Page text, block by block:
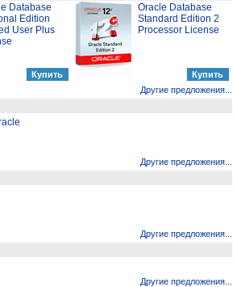
Database
Edition
User Plus
Oracle Database
Standard Edition 2
Processor License
Другие предложения...
Другие предложения...
Другие предложения...
Другие предложения...